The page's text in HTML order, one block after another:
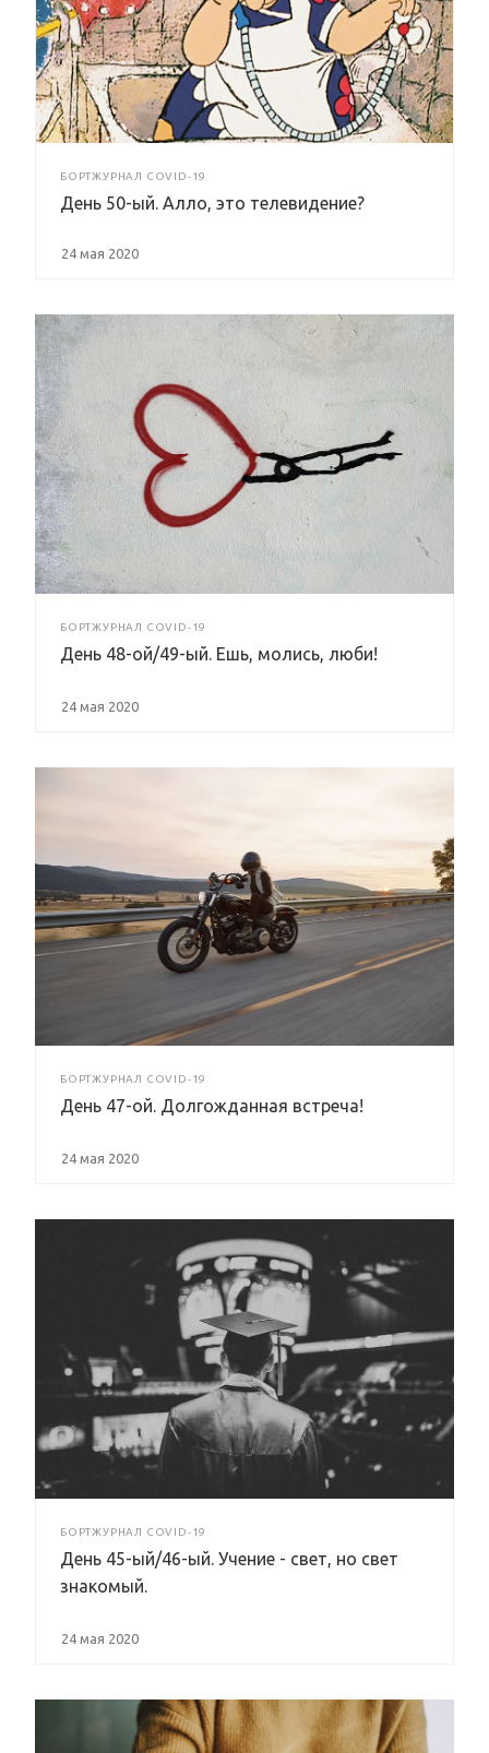
БОРТЖУРНАЛ COVID-19
День 50-ый. Алло, это телевидение?
24 мая 2020
БОРТЖУРНАЛ COVID-19
День 48-ой/49-ый. Ешь, молись, люби!
24 мая 2020
БОРТЖУРНАЛ COVID-19
День 47-ой. Долгожданная встреча!
24 мая 2020
БОРТЖУРНАЛ COVID-19
День 45-ый/46-ый. Учение - свет, но свет
знакомый.
24 мая 2020